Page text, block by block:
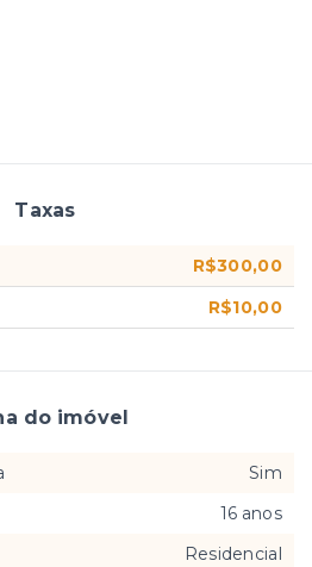
Taxas
R$300,00
R$10,00
do imóvel
Sim
16 anos
Residencial